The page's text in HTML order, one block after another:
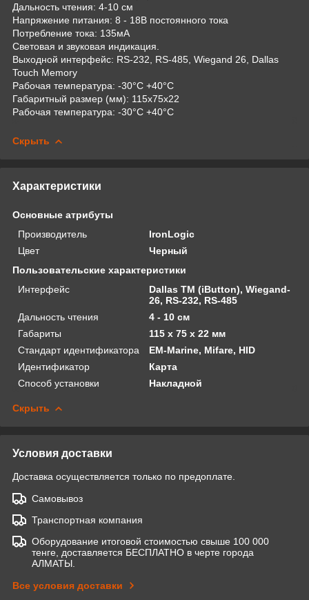
Дальность чтения: 4-10 см
Напряжение питания: 8 - 18В постоянного тока
Потребление тока: 135мA
Cветовая и звуковая индикация.
Выходной интерфейс: RS-232, RS-485, Wiegand 26, Dallas
Touch Memory
Рабочая температура: -30°С +40°С
Габаритный размер (мм): 115х75х22
Рабочая температура: -30°С +40°С
Скрыть
Характеристики
Основные атрибуты
Производитель
IronLogic
Цвет
Черный
Пользовательские характеристики
Интерфейс
Dallas TM (iButton), Wiegand-
26, RS-232, RS-485
Дальность чтения
4 - 10 см
Габариты
115 х 75 х 22 мм
Стандарт идентификатора
EM-Marine, Mifare, HID
Идентификатор
Карта
Способ установки
Накладной
Скрыть
Условия доставки
Доставка осуществляется только по предоплате.
Самовывоз
Транспортная компания
Оборудование итоговой стоимостью свыше 100 000
тенге, доставляется БЕСПЛАТНО в черте города
АЛМАТЫ.
Все условия доставки